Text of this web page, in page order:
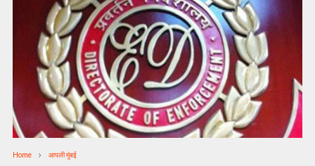
Home आपली मुंबई